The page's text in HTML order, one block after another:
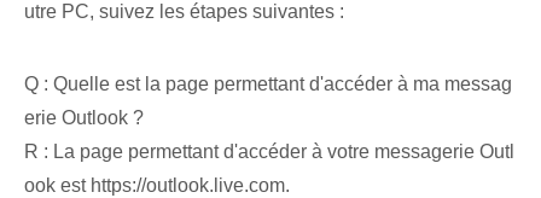
utre PC, suivez les étapes suivantes :
Q : Quelle est la page permettant d'accéder à ma messag
erie Outlook ?
R : La page permettant d'accéder à votre messagerie Outl
ook⁤ est https://outlook.live.com.